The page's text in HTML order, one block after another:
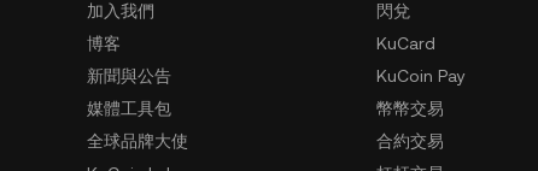
加入我們
博客
新聞與公告
媒體工具包
全球品牌大使
閃兌
KuCard
KuCoin Pay
幣幣交易
合約交易